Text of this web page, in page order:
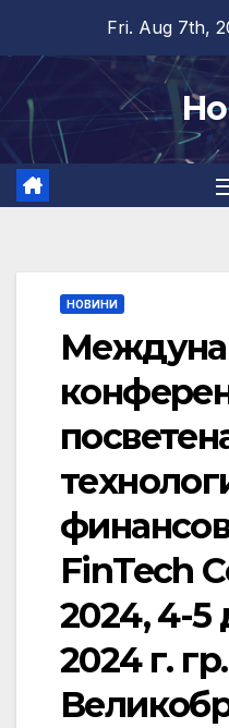
content
Fri. Aug 7th,
НОВИНИ
FinTech
2024, 4-5
2024 г.